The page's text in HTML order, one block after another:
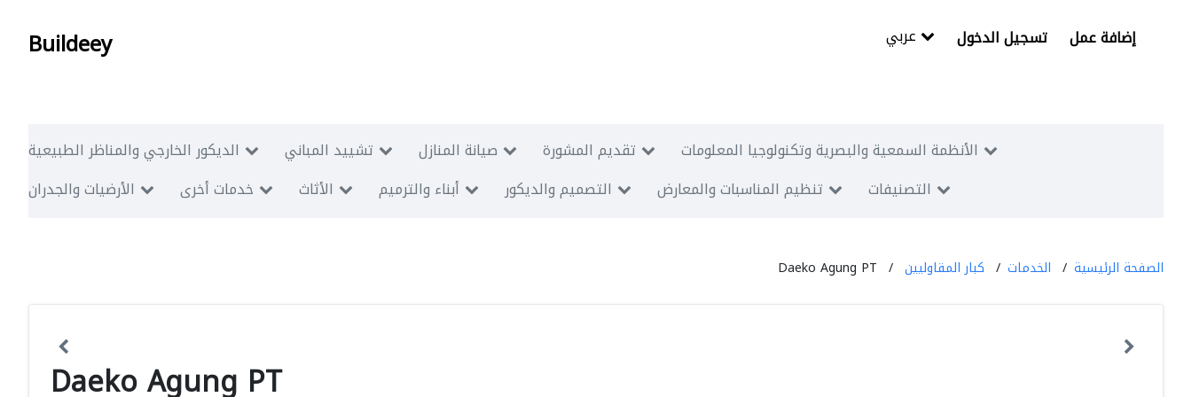
Buildeey تسجيل الدخول إضافة عمل
الديكور الخارجي والمناظر الطبيعية تشييد المباني صيانة المنازل تقديم المشورة
الأنظمة السمعية والبصرية وتكنولوجيا المعلومات
الأرضيات والجدران
خدمات أخرى الأثاث أبناء والترميم التصميم والديكور تنظيم المناسبات والمعارض التصنيفات
الصفحة الرئيسية الخدمات كبار المقاوليين Daeko Agung PT
Daeko Agung PT